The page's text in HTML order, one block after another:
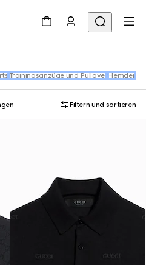
Trainingsanzüge und Pullover Hemden
Filtern und sortieren